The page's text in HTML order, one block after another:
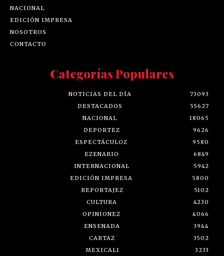
NACIONAL
EDICIÓN IMPRESA
NOSOTROS
CONTACTO
Categorías Populares
NOTICIAS DEL DÍA
73093
DESTACADOS
55627
NACIONAL
18065
DEPORTEZ
9626
ESPECTÁCULOZ
9580
EZENARIO
6849
INTERNACIONAL
5942
EDICIÓN IMPRESA
5800
REPORTAJEZ
5102
CULTURA
4230
OPINIONEZ
4066
ENSENADA
3944
CARTAZ
3502
MEXICALI
3233